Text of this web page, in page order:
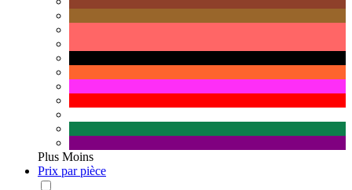
Plus Moins
Prix par pièce